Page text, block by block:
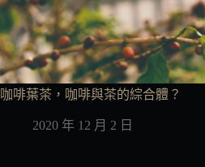
咖啡葉茶，咖啡與茶的綜合體？
2020 年 12 月 2 日